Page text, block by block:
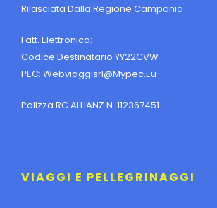
Rilasciata Dalla Regione Campania
Fatt. Elettronica:
Codice Destinatario YY22CVW
PEC: Webviaggisrl@mypec.eu
Polizza RC ALLIANZ N. 112367451
VIAGGI E PELLEGRINAGGI